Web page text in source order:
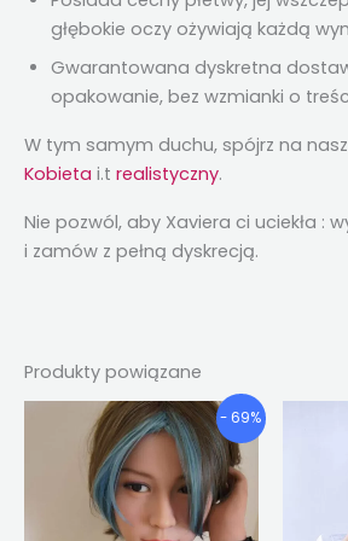
głębokie oczy ożywiają każdą
Gwarantowana dyskretna
opakowanie, bez wzmianki o
W tym samym duchu, spójrz na
Kobieta i.t realistyczny.
Nie pozwól, aby Xaviera ci uciekła :
i zamów z pełną dyskrecją.
Produkty powiązane
- 69%
Przedział
cenowy:
€677.62
Poprzez
€958.47
Ten
produkt
ma
wiele